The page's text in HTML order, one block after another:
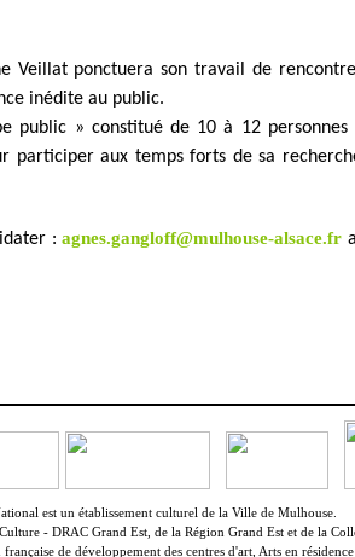
Veillat ponctuera son travail de
inédite au public.
public » constitué de 10 à 12
participer aux temps forts de sa
:agnes.gangloff@mulhouse-alsace.fr
est un établissement culturel de la Ville de Mulhouse.
- DRAC Grand Est, de la Région Grand Est et de la
de développement des centres d'art, Arts en